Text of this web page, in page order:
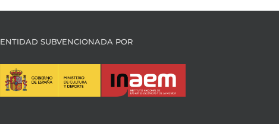
ENTIDAD SUBVENCIONADA POR